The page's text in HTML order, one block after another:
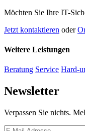
Möchten Sie Ihre IT-
Jetzt kontaktieren oder
Weitere Leistungen
Beratung Service Hard-
Newsletter
Verpassen Sie nichts.